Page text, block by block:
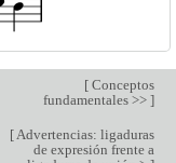
[Conceptos
fundamentales >> ]
[Advertencias: ligaduras
de expresión frente a